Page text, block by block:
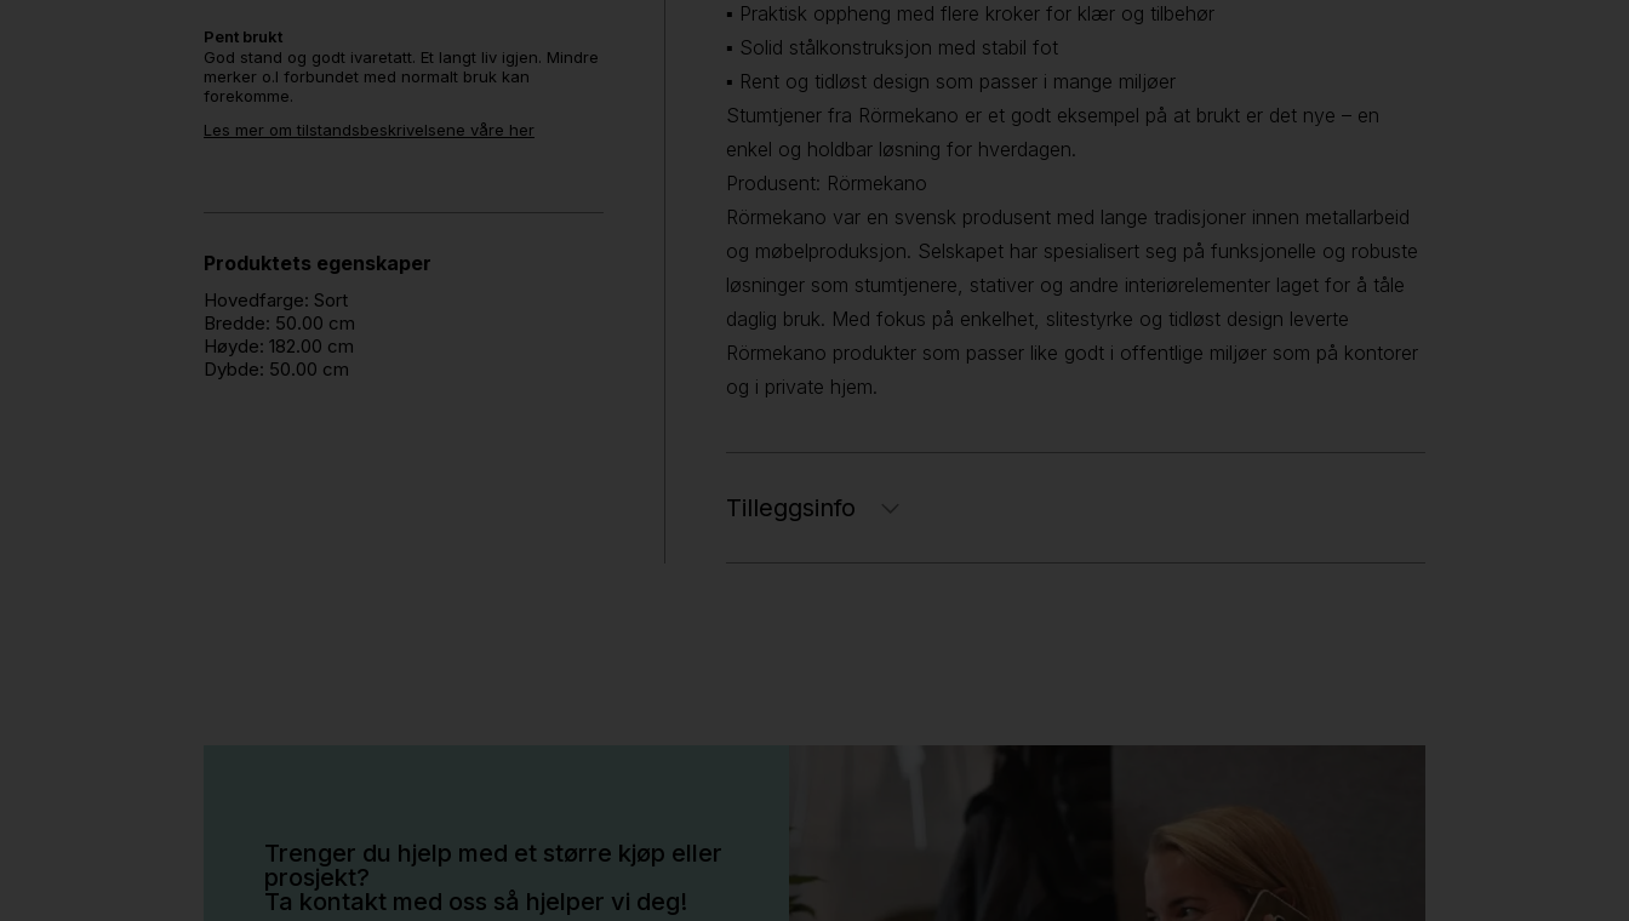
Pent brukt
God stand og godt ivaretatt. Et langt liv igjen. Mindre
merker o.l forbundet med normalt bruk kan
forekomme.
Les mer om tilstandsbeskrivelsene våre her
Produktets egenskaper
Hovedfarge: Sort
Bredde: 50.00 cm
Høyde: 182.00 cm
Dybde: 50.00 cm
▪ Praktisk oppheng med flere kroker for klær og tilbehør
▪ Solid stålkonstruksjon med stabil fot
▪ Rent og tidløst design som passer i mange miljøer
Stumtjener fra Rörmekano er et godt eksempel på at brukt er det nye – en
enkel og holdbar løsning for hverdagen.
Produsent: Rörmekano
Rörmekano var en svensk produsent med lange tradisjoner innen metallarbeid
og møbelproduksjon. Selskapet har spesialisert seg på funksjonelle og robuste
løsninger som stumtjenere, stativer og andre interiørelementer laget for å tåle
daglig bruk. Med fokus på enkelhet, slitestyrke og tidløst design leverte
Rörmekano produkter som passer like godt i offentlige miljøer som på kontorer
og i private hjem.
Tilleggsinfo
Trenger du hjelp med et større kjøp eller
prosjekt?
Ta kontakt med oss så hjelper vi deg!